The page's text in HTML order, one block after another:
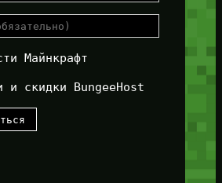
Майнкрафт
и скидки BungeeHost